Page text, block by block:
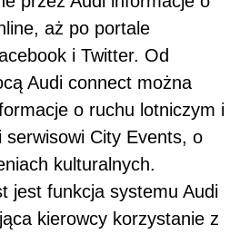
aż po portale
i Twitter. Od
Audi connect można
o ruchu lotniczym i
serwisowi City Events, o
kulturalnych.
jest funkcja systemu Audi
kierowcy korzystanie z